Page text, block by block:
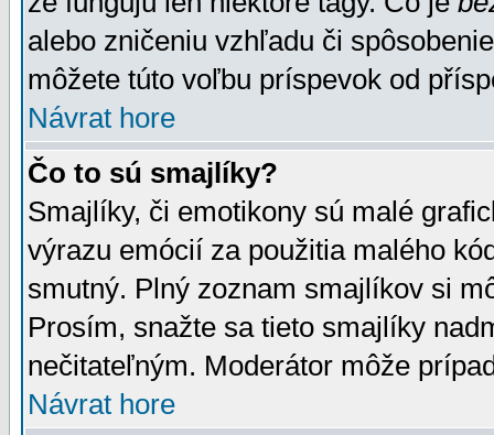
alebo zničeniu vzhľadu či
môžete túto voľbu príspevok od
Návrat hore
Čo to sú smajlíky?
Smajlíky, či emotikony sú malé
výrazu emócií za použitia malého
smutný. Plný zoznam smajlíkov si
Prosím, snažte sa tieto smajlíky
nečitateľným. Moderátor môže
Návrat hore